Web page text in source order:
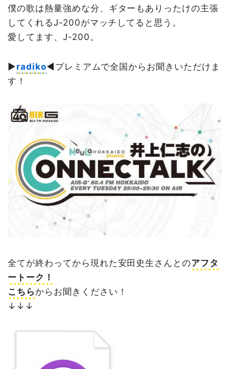
僕の歌は熱量強めな分、ギターもありったけの主張
してくれるJ-200がマッチしてると思う。
愛してます、J-200。
▶︎radiko◀︎プレミアムで全国からお聞きいただけま
す！
全てが終わってから現れた安田史生さんとのアフタ
ートーク！
こちら からお聞きください！
↓↓↓